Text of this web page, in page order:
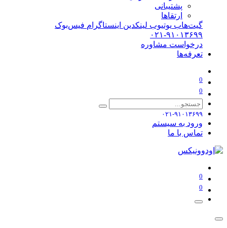
پشتیبانی
ارتقاها
گیت‌هاب یوتیوب لینکدین اینستاگرام فیس‌بوک
۰۲۱-۹۱۰۱۳۶۹۹
درخواست مشاوره
تعرفه‌ها
0
0
۰۲۱-۹۱۰۱۳۶۹۹
ورود به سیستم
تماس با ما
0
0